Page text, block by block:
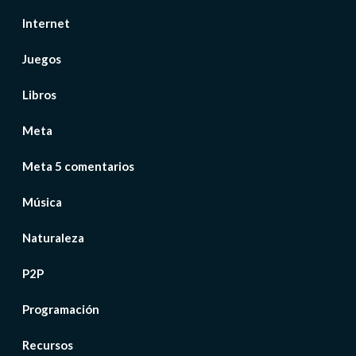
Internet
Juegos
Libros
Meta
Meta 5 comentarios
Música
Naturaleza
P2P
Programación
Recursos